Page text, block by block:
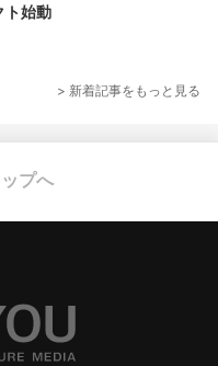
ト始動
> 新着記事をもっと見る
プへ